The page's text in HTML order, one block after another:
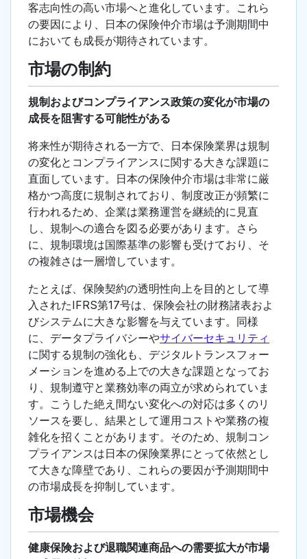
客志向性の高い市場へと進化しています。これら
の要因により、日本の保険仲介市場は予測期間中
においても成長が期待されています。
市場の制約
規制およびコンプライアンス政策の変化が市場の
成長を阻害する可能性がある
将来性が期待される一方で、日本保険業界は規制
の変化とコンプライアンスに関する大きな課題に
直面しています。日本の保険仲介市場は非常に厳
格かつ高度に規制されており、制度改正が頻繁に
行われるため、企業は業務運営を継続的に見直
し、規制への適合を図る必要があります。さら
に、規制環境は国際基準の影響も受けており、そ
の複雑さは一層増しています。
たとえば、保険契約の透明性向上を目的として導
入されたIFRS第17号は、保険会社の財務諸表およ
びシステムに大きな影響を与えています。同様
に、データプライバシーやサイバーセキュリティ
に関する規制の強化も、デジタルトランスフォー
メーションを進める上での大きな課題となってお
り、規制遵守と業務効率の両立が求められていま
す。こうした絶え間ない変化への対応は多くのリ
ソースを要し、結果として運用コストや業務の複
雑化を招くことがあります。そのため、規制コン
プライアンスは日本の保険業界にとって依然とし
て大きな障壁であり、これらの要因が予測期間中
の市場成長を抑制しています。
市場機会
健康保険および退職関連商品への需要拡大が市場